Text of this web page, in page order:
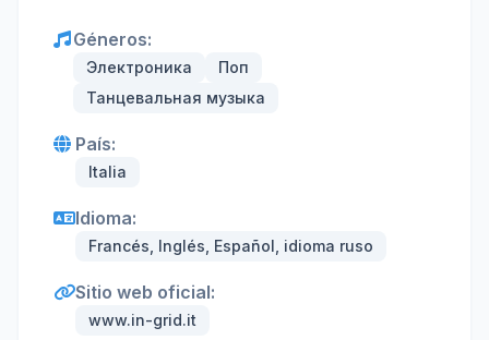
Géneros:
Электроника
Поп
Танцевальная музыка
País:
Italia
Idioma:
Francés, Inglés, Español, idioma ruso
Sitio web oficial:
www.in-grid.it